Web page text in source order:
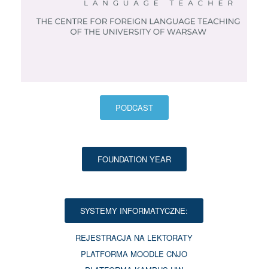
PODCAST
FOUNDATION YEAR
SYSTEMY INFORMATYCZNE:
REJESTRACJA NA LEKTORATY
PLATFORMA MOODLE CNJO